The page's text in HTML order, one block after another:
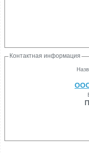
Контактная информация